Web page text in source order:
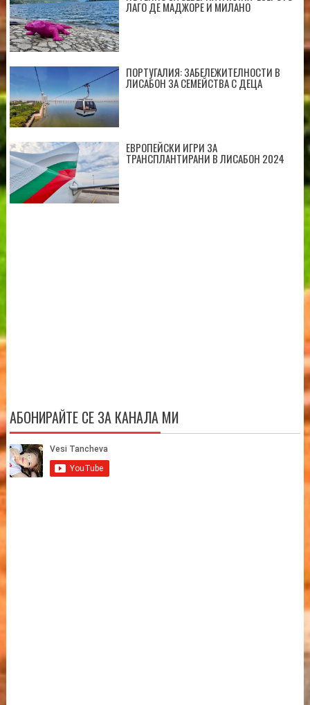
ЛАГО ДЕ МАДЖОРЕ И МИЛАНО
ПОРТУГАЛИЯ: ЗАБЕЛЕЖИТЕЛНОСТИ В
ЛИСАБОН ЗА СЕМЕЙСТВА С ДЕЦА
ЕВРОПЕЙСКИ ИГРИ ЗА
ТРАНСПЛАНТИРАНИ В ЛИСАБОН 2024
АБОНИРАЙТЕ СЕ ЗА КАНАЛА МИ